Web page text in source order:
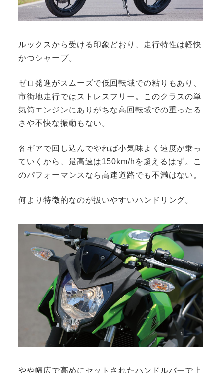
ルックスから受ける印象どおり、走行特性は軽快
かつシャープ。
ゼロ発進がスムーズで低回転域での粘りもあり、
市街地走行ではストレスフリー。このクラスの単
気筒エンジンにありがちな高回転域での重ったる
さや不快な振動もない。
各ギアで回し込んでやれば小気味よく速度が乗っ
ていくから、最高速は150km/hを超えるはず。こ
のパフォーマンスなら高速道路でも不満はない。
何より特徴的なのが扱いやすいハンドリング。
やや幅広で高めにセットされたハンドルバーで上